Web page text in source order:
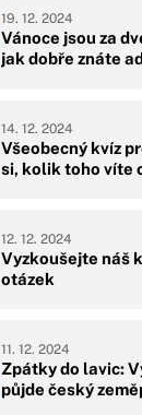
Vánoce jsou za
jak dobře znáte
19. 12. 2024
Všeobecný kvíz
si, kolik toho víte
14. 12. 2024
Vyzkoušejte náš
otázek
12. 12. 2024
Zpátky do lavic:
půjde český
11. 12. 2024